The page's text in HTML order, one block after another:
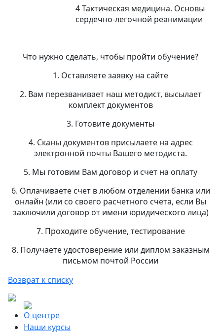
4 Тактическая медицина. Основы
сердечно-легочной реанимации
Что нужно сделать, чтобы пройти обучение?
1. Оставляете заявку на сайте
2. Вам перезванивает наш методист, высылает
комплект документов
3. Готовите документы
4. Сканы документов присылаете на адрес
электронной почты Вашего методиста.
5. Мы готовим Вам договор и счет на оплату
6. Оплачиваете счет в любом отделении банка или
онлайн (или со своего расчетного счета, если Вы
заключили договор от имени юридического лица)
7. Проходите обучение, тестирование
8. Получаете удостоверение или диплом заказным
письмом почтой России
Возврат к списку
О центре
Наши курсы